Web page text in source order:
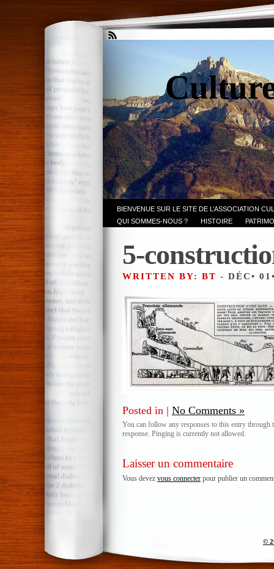
BIENVENUE SUR LE SITE DE L’ASSOCIATION
QUI SOMMES-NOUS ?
HISTOIRE
5-
WRITTEN BY: BT - DÉC•
Posted in | No Comments »
You can follow any responses to this entry through
response. Pinging is currently not allowed.
Laisser un commentaire
Vous devez vous connecter pour publier un
©